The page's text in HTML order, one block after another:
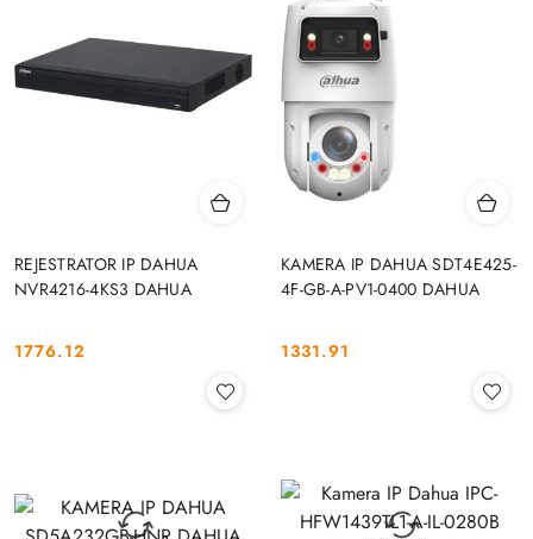
REJESTRATOR IP DAHUA
NVR4216-4KS3 DAHUA
Cena:
1776.12
KAMERA IP DAHUA SDT4E425-
4F-GB-A-PV1-0400 DAHUA
Cena:
1331.91